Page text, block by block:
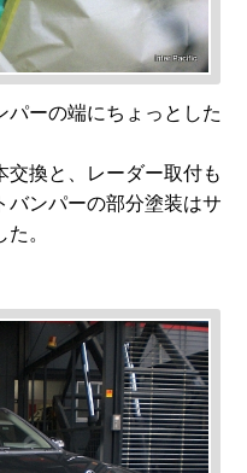
パーの端にちょっとした
交換と、レーダー取付も
バンパーの部分塗装はサ
。